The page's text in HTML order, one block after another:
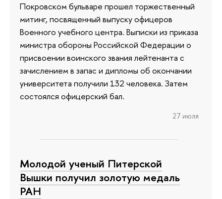
Покровском бульваре прошел торжественный
митинг, посвященный выпуску офицеров
Военного учебного центра. Выписки из приказа
министра обороны Российской Федерации о
присвоении воинского звания лейтенанта с
зачислением в запас и дипломы об окончании
университета получили 132 человека. Затем
состоялся офицерский бал.
27 июля
Молодой ученый Питерской
Вышки получил золотую медаль
РАН